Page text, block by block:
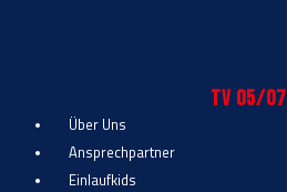
TV 05/07
Über Uns
Ansprechpartner
Einlaufkids